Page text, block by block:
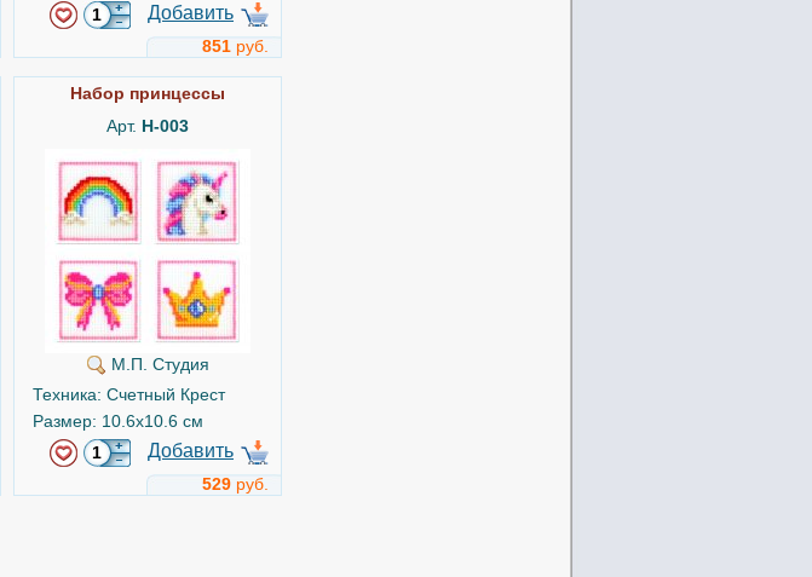
Добавить
851 руб.
Набор принцессы
Арт. Н-003
М.П. Студия
Техника: Счетный Крест
Размер: 10.6x10.6 см
Добавить
529 руб.